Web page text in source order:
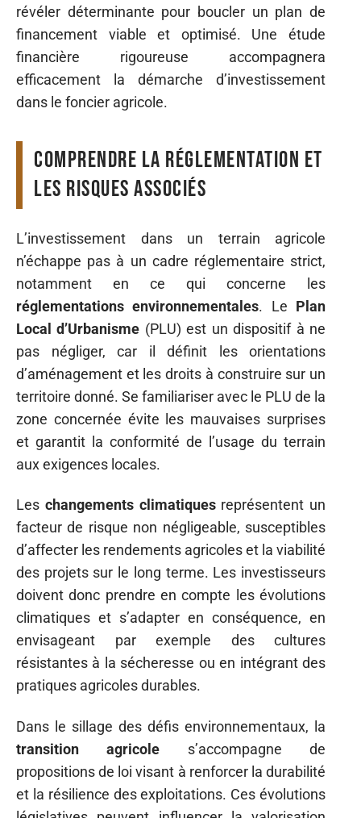
révéler déterminante pour boucler un plan de
financement viable et optimisé. Une étude
financière rigoureuse accompagnera
efficacement la démarche d’investissement
dans le foncier agricole.
Comprendre la réglementation et
les risques associés
L’investissement dans un terrain agricole
n’échappe pas à un cadre réglementaire strict,
notamment en ce qui concerne les
réglementations environnementales. Le Plan
Local d’Urbanisme (PLU) est un dispositif à ne
pas négliger, car il définit les orientations
d’aménagement et les droits à construire sur un
territoire donné. Se familiariser avec le PLU de la
zone concernée évite les mauvaises surprises
et garantit la conformité de l’usage du terrain
aux exigences locales.
Les changements climatiquesreprésentent un
facteur de risque non négligeable, susceptibles
d’affecter les rendements agricoles et la viabilité
des projets sur le long terme. Les investisseurs
doivent donc prendre en compte les évolutions
climatiques et s’adapter en conséquence, en
envisageant par exemple des cultures
résistantes à la sécheresse ou en intégrant des
pratiques agricoles durables.
Dans le sillage des défis environnementaux, la
transition agricole s’accompagne de
propositions de loi visant à renforcer la durabilité
et la résilience des exploitations. Ces évolutions